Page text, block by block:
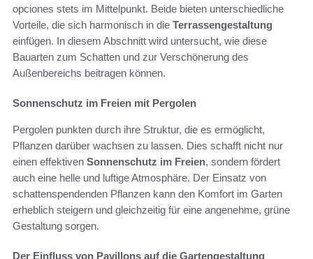
opciones stets im Mittelpunkt. Beide bieten unterschiedliche
Vorteile, die sich harmonisch in die Terrassengestaltung
einfügen. In diesem Abschnitt wird untersucht, wie diese
Bauarten zum Schatten und zur Verschönerung des
Außenbereichs beitragen können.
Sonnenschutz im Freien mit Pergolen
Pergolen punkten durch ihre Struktur, die es ermöglicht,
Pflanzen darüber wachsen zu lassen. Dies schafft nicht nur
einen effektiven Sonnenschutz im Freien, sondern fördert
auch eine helle und luftige Atmosphäre. Der Einsatz von
schattenspendenden Pflanzen kann den Komfort im Garten
erheblich steigern und gleichzeitig für eine angenehme, grüne
Gestaltung sorgen.
Der Einfluss von Pavillons auf die Gartengestaltung